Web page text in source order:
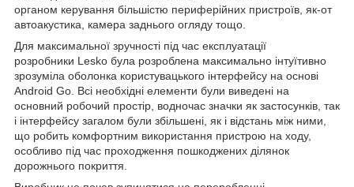
органом керування більшістю периферійних пристроїв, як-от
автоакустика, камера заднього огляду тощо.
Для максимальної зручності під час експлуатації
розробники Lesko була розроблена максимально інтуїтивно
зрозуміла оболонка користувацького інтерфейсу на основі
Android Go. Всі необхідні елементи були виведені на
основний робочий простір, водночас значки як застосунків, так
і інтерфейсу загалом були збільшені, як і відстань між ними,
що робить комфортним використання пристрою на ходу,
особливо під час проходження пошкоджених ділянок
дорожнього покриття.